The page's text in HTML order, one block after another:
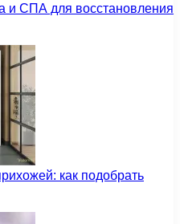
и СПА для восстановления
как подобрать